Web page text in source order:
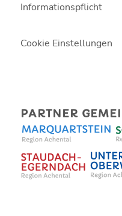
Informationspflicht
Cookie Einstellungen
PARTNER